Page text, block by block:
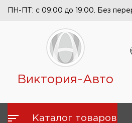
ПН-ПТ: с 09:00 до 19:00. Без
Виктория-Авто
Каталог товаров